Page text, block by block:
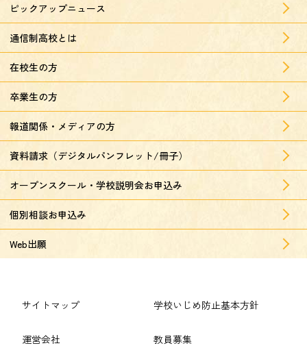
ピックアップニュース
通信制高校とは
在校生の方
卒業生の方
報道関係・メディアの方
資料請求（デジタルパンフレット/冊子）
オープンスクール・学校説明会お申込み
個別相談お申込み
Web出願
サイトマップ
運営会社
学校いじめ防止基本方針
教員募集